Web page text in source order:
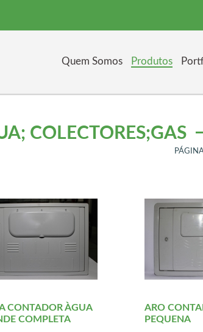
Quem Somos Produtos
COLECTORES;GÁS
CONTADOR ÀGUA
COMPLETA
ARO
PEQUENA